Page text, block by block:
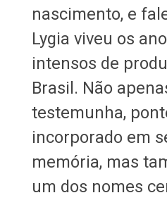
nascimento, e
Lygia viveu os
intensos de
Brasil. Não
testemunha,
incorporado em
memória, mas
um dos nomes